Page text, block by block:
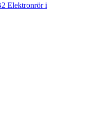
Elektronrör i